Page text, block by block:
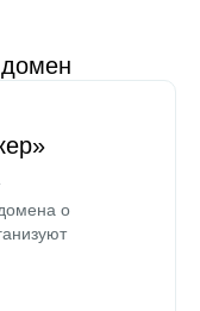
домен
о